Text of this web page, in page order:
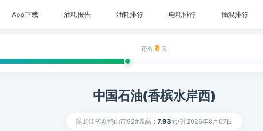
App下载 油耗报告 油耗排行 电耗排行 插混排行
还有 8 天
中国石油(香槟水岸西)
黑龙江省双鸭山市92#最高： 7.93元/升2026年8月07日